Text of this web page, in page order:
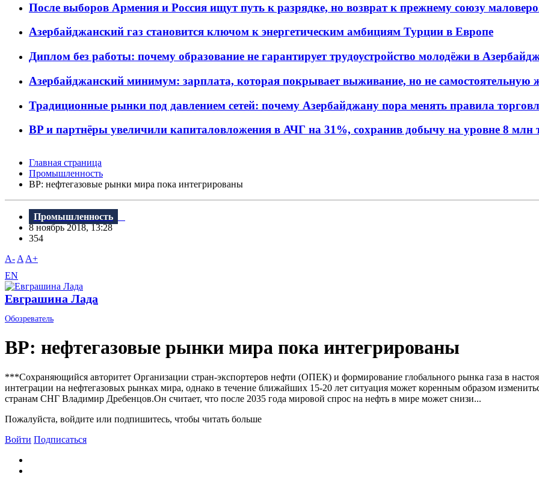
После выборов Армения и Россия ищут путь к разрядке, но возврат к прежнему союзу
Азербайджанский газ становится ключом к энергетическим амбициям Турции в Европе
Диплом без работы: почему образование не гарантирует трудоустройство молодёжи в
Азербайджанский минимум: зарплата, которая покрывает выживание, но не самостоятельную
Традиционные рынки под давлением сетей: почему Азербайджану пора менять правила
BP и партнёры увеличили капиталовложения в АЧГ на 31%, сохранив добычу на уровне 8 млн
Главная страница
Промышленность
BP: нефтегазовые рынки мира пока интегрированы
Промышленность
8 ноябрь 2018, 13:28
354
A- A A+
EN
Евграшина Лада
Обозреватель
BP: нефтегазовые рынки мира пока интегрированы
***Сохраняющийся авторитет Организации стран-экспортеров нефти (ОПЕК) и формирование глобального рынка газа в
интеграции на нефтегазовых рынках мира, однако в течение ближайших 15-20 лет ситуация может коренным образом
странам СНГ Bладимир Дребенцов.Он считает, что после 2035 года мировой спрос на нефть в мире может снизи...
Пожалуйста, войдите или подпишитесь, чтобы читать больше
Войти Подписаться